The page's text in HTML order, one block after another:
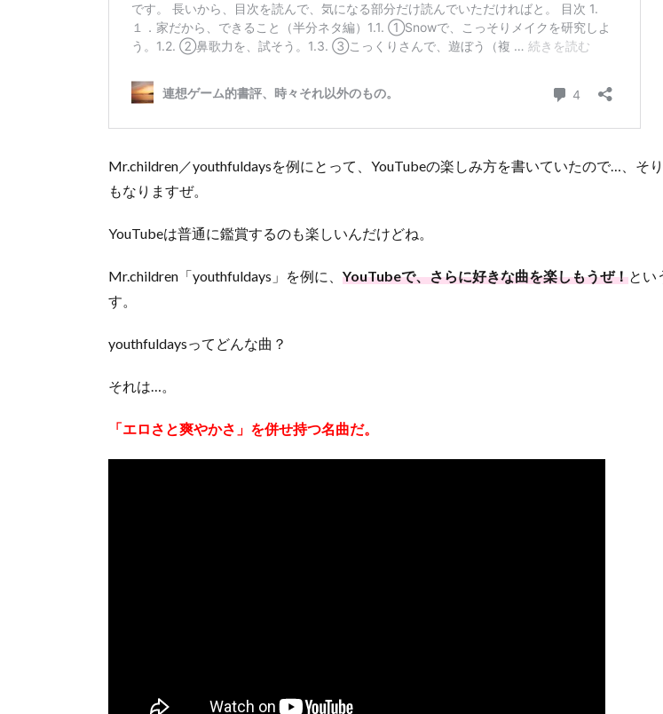
Mr.children／youthfuldaysを例にとって、YouTubeの楽しみ方を書いていたので…、そ
もなりますぜ。
YouTubeは普通に鑑賞するのも楽しいんだけどね。
Mr.children「youthfuldays」を例に、 YouTubeで、さらに好きな曲を楽しもうぜ！とい
す。
youthfuldaysってどんな曲？
それは…。
「エロさと爽やかさ」を併せ持つ名曲だ。